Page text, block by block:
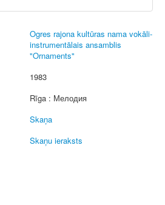
Ogres rajona kultūras nama vokāli-
instrumentālais ansamblis
"Ornaments"
1983
Rīga : Мелодия
Skaņa
Skaņu ieraksts